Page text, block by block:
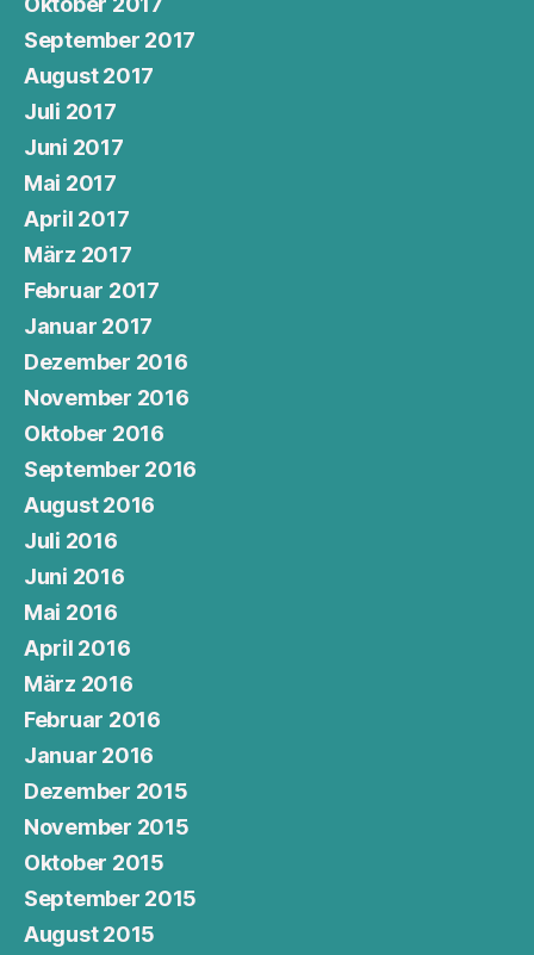
September 2017
August 2017
Juli 2017
Juni 2017
Mai 2017
April 2017
März 2017
Februar 2017
Januar 2017
Dezember 2016
November 2016
Oktober 2016
September 2016
August 2016
Juli 2016
Juni 2016
Mai 2016
April 2016
März 2016
Februar 2016
Januar 2016
Dezember 2015
November 2015
Oktober 2015
September 2015
August 2015